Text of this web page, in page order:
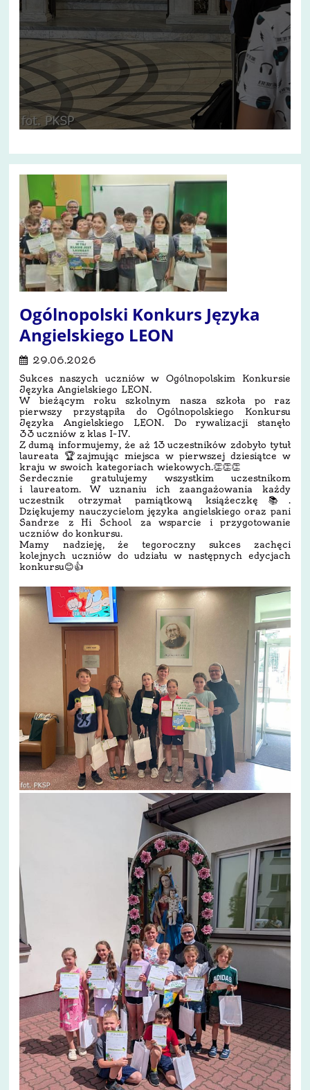
Ogólnopolski Konkurs Języka
Angielskiego LEON
29.06.2026
Sukces naszych uczniów w Ogólnopolskim Konkursie
Języka Angielskiego LEON.
W bieżącym roku szkolnym nasza szkoła po raz
pierwszy przystąpiła do Ogólnopolskiego Konkursu
Języka Angielskiego LEON. Do rywalizacji stanęło
33 uczniów z klas I–IV.
Z dumą informujemy, że aż 13 uczestników zdobyło tytuł
laureata 🏆zajmując miejsca w pierwszej dziesiątce w
kraju w swoich kategoriach wiekowych.👏👏👏
Serdecznie gratulujemy wszystkim uczestnikom
i laureatom. W uznaniu ich zaangażowania każdy
uczestnik otrzymał pamiątkową książeczkę📚.
Dziękujemy nauczycielom języka angielskiego oraz pani
Sandrze z Hi School za wsparcie i przygotowanie
uczniów do konkursu.
Mamy nadzieję, że tegoroczny sukces zachęci
kolejnych uczniów do udziału w następnych edycjach
konkursu😊👍